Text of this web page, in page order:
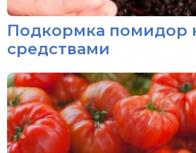
Подкормка помидор
средствами